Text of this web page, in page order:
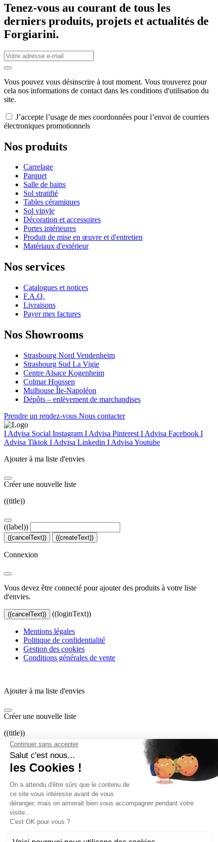
Tenez-vous au courant de tous les
derniers produits, projets et actualités de
Forgiarini.
Vous pouvez vous désinscrire à tout moment. Vous trouverez pour
cela nos informations de contact dans les conditions d'utilisation du
site.
J’accepte l’usage de mes coordonnées pour l’envoi de courriers
électroniques promotionnels
Nos produits
Carrelage
Parquet
Salle de bains
Sol stratifié
Tables céramiques
Sol vinyle
Décoration et accessoires
Portes intérieures
Produit de mise en œuvre et d'entretien
Matériaux d'extérieur
Nos services
Catalogues et notices
F.A.Q.
Livraisons
Payer mes factures
Nos Showrooms
Strasbourg Nord Vendenheim
Strasbourg Sud La Vigie
Centre Alsace Kogenheim
Colmar Houssen
Mulhouse Île-Napoléon
Dépôts – enlèvement de marchandises
Prendre un rendez-vous Nous contacter
I Advisa Social Instagram I Advisa Pinterest I Advisa Facebook I
Advisa Tiktok I Advisa Linkedin I Advisa Youtube
Ajouter à ma liste d'envies
Créer une nouvelle liste
((title))
((label))
((cancelText)) ((createText))
Connexion
Vous devez être connecté pour ajouter des produits à votre liste
d'envies.
((cancelText)) ((loginText))
Mentions légales
Politique de confidentialité
Gestion des cookies
Conditions générales de vente
Ajouter à ma liste d'envies
Créer une nouvelle liste
((title))
((label))
((cancelText)) ((createText))
Connexion
Vous devez être connecté pour ajouter des produits à votre liste